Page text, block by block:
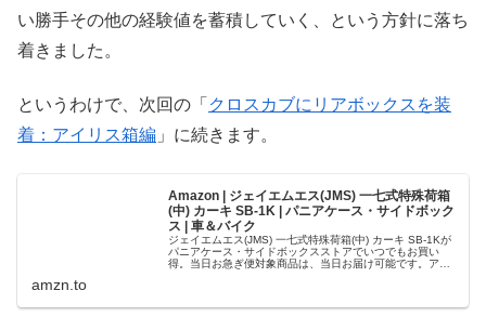
い勝手その他の経験値を蓄積していく、という方針に落ち
着きました。
というわけで、次回の「 クロスカブにリアボックスを装
着：アイリス箱編 」に続きます。
Amazon | ジェイエムエス(JMS) 一七式特殊荷箱
(中) カーキ SB-1K | パニアケース・サイドボック
ス | 車＆バイク
ジェイエムエス(JMS) 一七式特殊荷箱(中) カーキ SB-1Kが
パニアケース・サイドボックスストアでいつでもお買い
得。当日お急ぎ便対象商品は、当日お届け可能です。アマ
amzn.to